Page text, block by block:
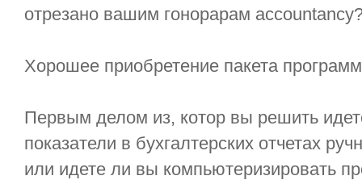
отрезано вашим гонорарам
Хорошее приобретение пакета
Первым делом из, котор вы решить
показатели в бухгалтерских отчетах
или идете ли вы компьютеризировать